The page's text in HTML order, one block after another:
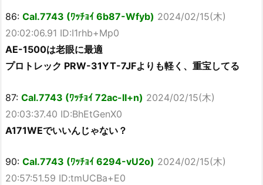
86: Cal.7743 (ﾜｯﾁｮｲ 6b87-Wfyb) 2024/02/15(木)
20:02:06.91 ID:I1rhb+Mp0
AE-1500は老眼に最適
プロトレック PRW-31YT-7JFよりも軽く、重宝してる
87: Cal.7743 (ﾜｯﾁｮｲ 72ac-lI+n) 2024/02/15(木)
20:03:37.40 ID:BhEtGenX0
A171WEでいいんじゃない？
90: Cal.7743 (ﾜｯﾁｮｲ 6294-vU2o) 2024/02/15(木)
20:57:51.59 ID:tmUCBa+E0